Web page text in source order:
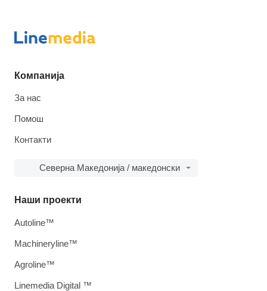
Компанија
За нас
Помош
Контакти
Северна Македонија / македонски
Наши проекти
Autoline™
Machineryline™
Agroline™
Linemedia Digital ™